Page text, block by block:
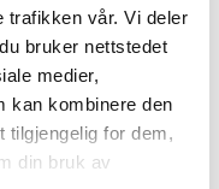
trafikken vår. Vi deler
bruker nettstedet
medier,
kan kombinere den
for dem,
din bruk av
å ta kontakt med
nærmere